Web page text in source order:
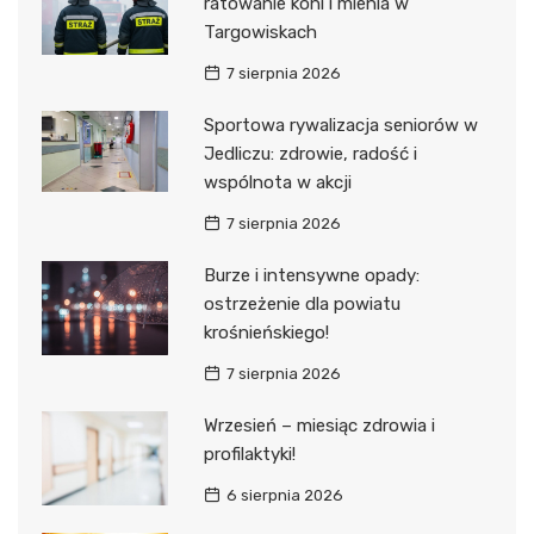
Targowiskach
7 sierpnia 2026
Sportowa rywalizacja seniorów w
Jedliczu: zdrowie, radość i
wspólnota w akcji
7 sierpnia 2026
Burze i intensywne opady:
ostrzeżenie dla powiatu
krośnieńskiego!
7 sierpnia 2026
Wrzesień – miesiąc zdrowia i
profilaktyki!
6 sierpnia 2026